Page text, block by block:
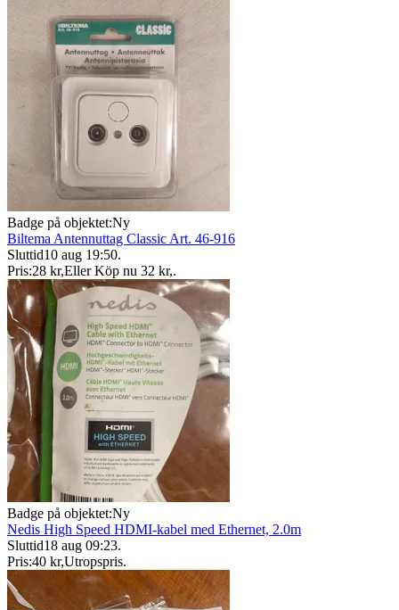
Badge på objektet:Ny
Biltema Antennuttag Classic Art. 46-916
Sluttid10 aug 19:50.
Pris:28 kr,Eller Köp nu 32 kr,.
Badge på objektet:Ny
Nedis High Speed HDMI-kabel med Ethernet, 2.0m
Sluttid18 aug 09:23.
Pris:40 kr,Utropspris.